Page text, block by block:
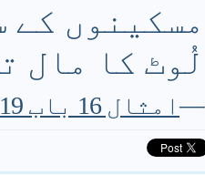
مسکینوں کے
لُوٹ کا مال
—امثال 16 باب 19 آیت